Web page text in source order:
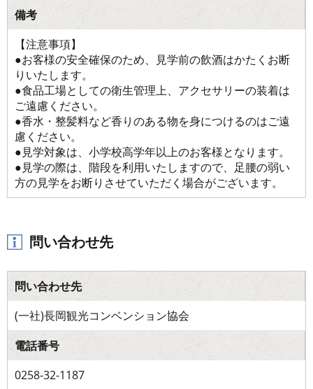
備考
【注意事項】
●お客様の安全確保のため、見学前の飲酒はかたくお断
りいたします。
●食品工場としての衛生管理上、アクセサリーの装着は
ご遠慮ください。
●香水・整髪料など香りのある物を身につけるのはご遠
慮ください。
●見学対象は、小学校高学年以上のお客様となります。
●見学の際は、階段を利用いたしますので、足腰の弱い
方の見学をお断りさせていただく場合がございます。
問い合わせ先
問い合わせ先
(一社)長岡観光コンベンション協会
電話番号
0258-32-1187